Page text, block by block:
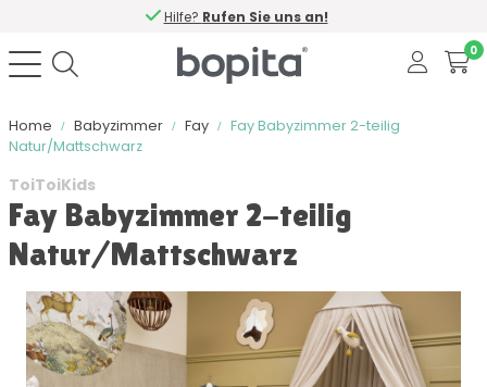
Hilfe? Rufen Sie uns an!
0
Home Babyzimmer Fay
Fay Babyzimmer 2-teilig
Natur/Mattschwarz
ToiToiKids
Fay Babyzimmer 2-teilig
Natur/Mattschwarz